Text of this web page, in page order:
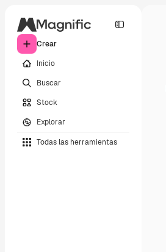
Crear
Inicio
Buscar
Stock
Explorar
Todas las herramientas